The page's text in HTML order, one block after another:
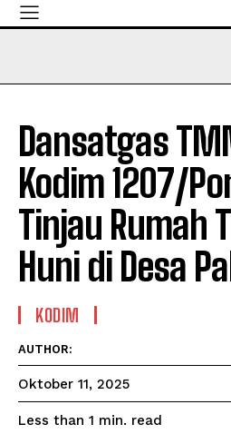
Dansatgas
Kodim 1207/
Tinjau Rumah
Huni di Desa
KODIM
AUTHOR:
Oktober 11, 2025
Less than 1 min. read